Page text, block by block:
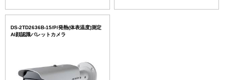
DS-2TD2636B-15/P/発熱(体表温度)測定
AI顔認識バレットカメラ